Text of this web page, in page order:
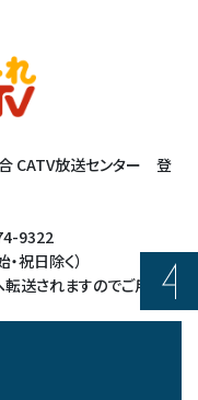
CATV放送センター 登
9322
祝日除く）
送されますのでご用件を